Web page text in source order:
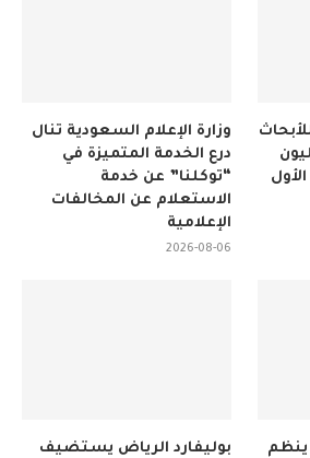
وزارة الإعلام السعودية تنال
درع الخدمة المتميزة في
“توكلنا” عن خدمة
الاستعلام عن المخالفات
الإعلامية
2026-08-06
تحقق 34.8 مليون
بوليفارد الرياض يستضيف
ينظم